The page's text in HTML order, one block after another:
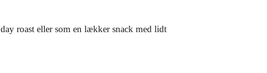
roast eller som en lækker snack med lidt